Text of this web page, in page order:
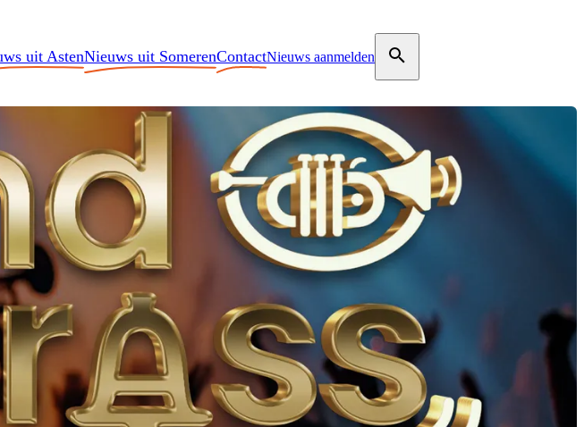
uit AstenNieuws uit SomerenContactNieuws aanmelden